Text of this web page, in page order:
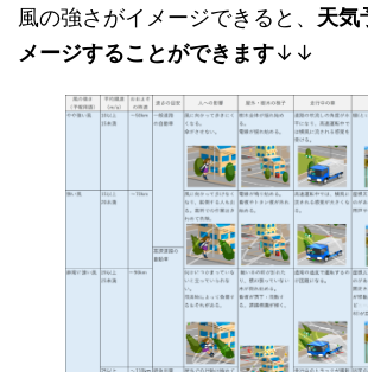
風の強さがイメージできると、 天気
メージすることができます↓↓